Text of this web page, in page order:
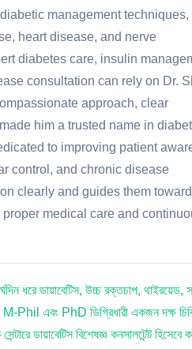
management techniques,
heart disease, and nerve
diabetes care, insulin
consultation can rely on Dr.
approach, clear
him a trusted name in
to improving patient
control, and chronic disease
clearly and guides them toward
medical care and
ধরে ডায়াবেটিস, উচ্চ রক্তচাপ, থাইরয়েড,
Phil এবং PhD ডিগ্রিধারী একজন দক্ষ
ডায়াবেটিস বিশেষজ্ঞ কনসালটেন্ট হিসেবে